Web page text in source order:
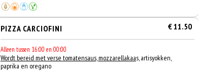
PIZZA CARCIOFINI € 11.50
Alleen tussen 16:00 en 00:00
Wordt bereid met verse tomatensaus, mozzarellakaas, artisyokken,
paprika en oregano